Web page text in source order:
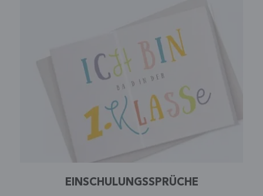
EINSCHULUNGSSPRÜCHE